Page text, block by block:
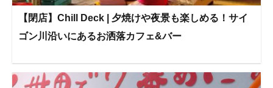
【閉店】Chill Deck | 夕焼けや夜景も楽しめる！サイ
ゴン川沿いにあるお洒落カフェ&バー